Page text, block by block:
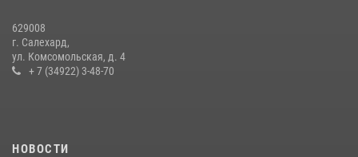
14 июля 2026, 06:53
629008
г. Салехард,
ул. Комсомольская, д. 4
+ 7 (34922) 3-48-70
НОВОСТИ